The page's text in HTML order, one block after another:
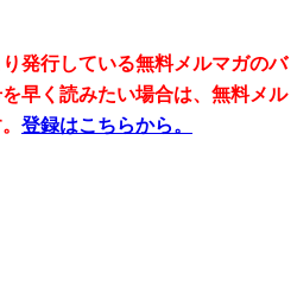
発行している無料メルマガのバ
早く読みたい場合は、無料メル
登録はこちらから。